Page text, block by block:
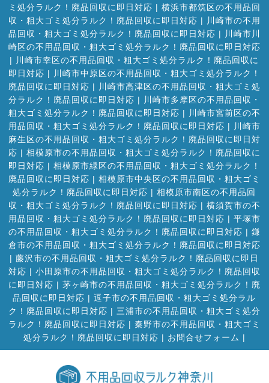
ミ処分ラルク！廃品回収に即日対応 | 横浜市都筑区の不用品回
収・粗大ゴミ処分ラルク！廃品回収に即日対応 | 川崎市の不用
品回収・粗大ゴミ処分ラルク！廃品回収に即日対応 | 川崎市川
崎区の不用品回収・粗大ゴミ処分ラルク！廃品回収に即日対応
| 川崎市幸区の不用品回収・粗大ゴミ処分ラルク！廃品回収に
即日対応 | 川崎市中原区の不用品回収・粗大ゴミ処分ラルク！
廃品回収に即日対応 | 川崎市高津区の不用品回収・粗大ゴミ処
分ラルク！廃品回収に即日対応 | 川崎市多摩区の不用品回収・
粗大ゴミ処分ラルク！廃品回収に即日対応 | 川崎市宮前区の不
用品回収・粗大ゴミ処分ラルク！廃品回収に即日対応 | 川崎市
麻生区の不用品回収・粗大ゴミ処分ラルク！廃品回収に即日対
応 | 相模原市の不用品回収・粗大ゴミ処分ラルク！廃品回収に
即日対応 | 相模原市緑区の不用品回収・粗大ゴミ処分ラルク！
廃品回収に即日対応 | 相模原市中央区の不用品回収・粗大ゴミ
処分ラルク！廃品回収に即日対応 | 相模原市南区の不用品回
収・粗大ゴミ処分ラルク！廃品回収に即日対応 | 横須賀市の不
用品回収・粗大ゴミ処分ラルク！廃品回収に即日対応 | 平塚市
の不用品回収・粗大ゴミ処分ラルク！廃品回収に即日対応 | 鎌
倉市の不用品回収・粗大ゴミ処分ラルク！廃品回収に即日対応
| 藤沢市の不用品回収・粗大ゴミ処分ラルク！廃品回収に即日
対応 | 小田原市の不用品回収・粗大ゴミ処分ラルク！廃品回収
に即日対応 | 茅ヶ崎市の不用品回収・粗大ゴミ処分ラルク！廃
品回収に即日対応 | 逗子市の不用品回収・粗大ゴミ処分ラル
ク！廃品回収に即日対応 | 三浦市の不用品回収・粗大ゴミ処分
ラルク！廃品回収に即日対応 | 秦野市の不用品回収・粗大ゴミ
処分ラルク！廃品回収に即日対応 | お問合せフォーム |